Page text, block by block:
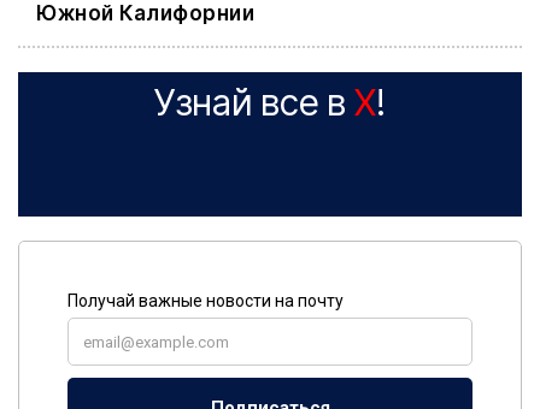
Южной Калифорнии
Узнай все в X!